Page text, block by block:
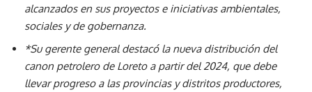
alcanzados en sus proyectos e iniciativas ambientales,
sociales y de gobernanza.
*Su gerente general destacó la nueva distribución del
canon petrolero de Loreto a partir del 2024, que debe
llevar progreso a las provincias y distritos productores,